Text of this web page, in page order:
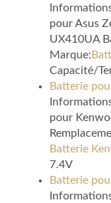
pour Asus
UX410UA
Marque:
Capacité/
Batterie
pour
Batterie
7.4V
Batterie